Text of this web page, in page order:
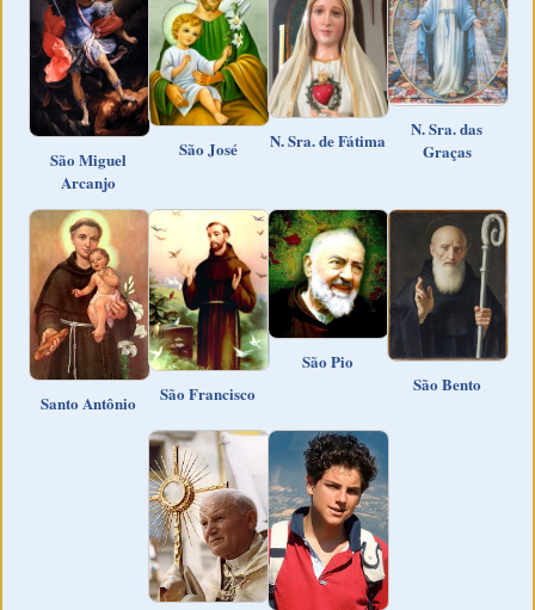
São Miguel
Arcanjo
São José N. Sra. de Fátima
N. Sra. das
Graças
Santo Antônio São Francisco
São Pio
São Bento